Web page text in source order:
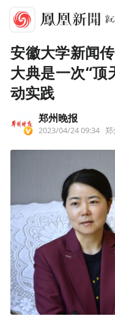
安徽大学新闻
大典是一次“顶
动实践
郑州晚报
2023/04/24 09:34 郑